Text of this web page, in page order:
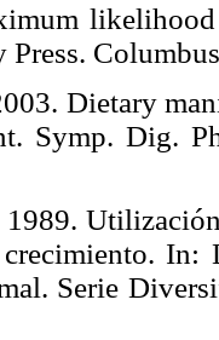
Press.
Dietary
Symp. Dig.
1989.
In:
Serie